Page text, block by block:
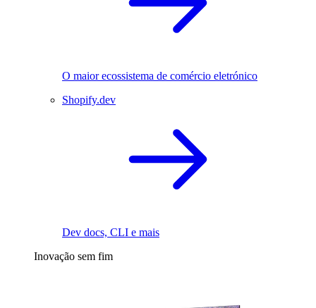
O maior ecossistema de comércio eletrónico
Shopify.dev
Dev docs, CLI e mais
Inovação sem fim